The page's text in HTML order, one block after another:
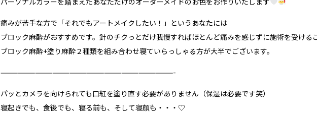
痛みが苦手な方で「それでもアートメイクしたい！」というあなたには
ブロック麻酔がおすすめです。針のチクっとだけ我慢すればほとんど痛みを感じずに施術を受ける
ブロック麻酔+塗り麻酔２種類を組み合わせ寝ていらっしゃる方が大半でございます。
——————————————————————————————-
パッとカメラを向けられても口紅を塗り直す必要がありません（保湿は必要です笑）
寝起きでも、食後でも、寝る前も、そして寝顔も・・・♡